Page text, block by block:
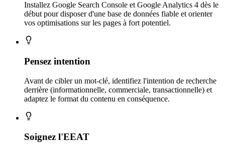
Installez Google Search Console et Google Analytics 4 dès le
début pour disposer d'une base de données fiable et orienter
vos optimisations sur les pages à fort potentiel.
Pensez intention
Avant de cibler un mot-clé, identifiez l'intention de recherche
derrière (informationnelle, commerciale, transactionnelle) et
adaptez le format du contenu en conséquence.
Soignez l'EEAT